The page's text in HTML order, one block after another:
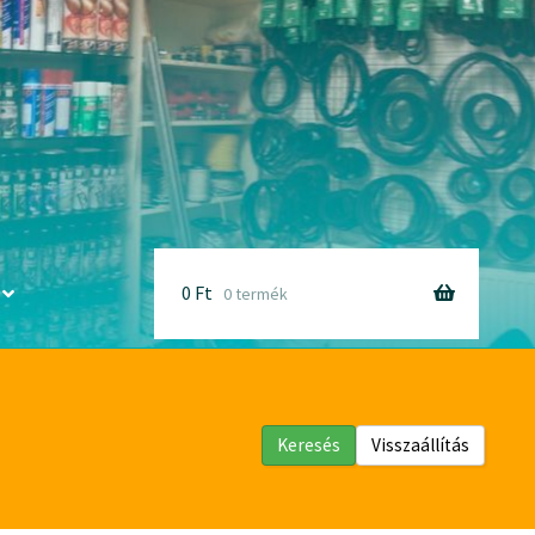
0 Ft 0 termék
Keresés Visszaállítás